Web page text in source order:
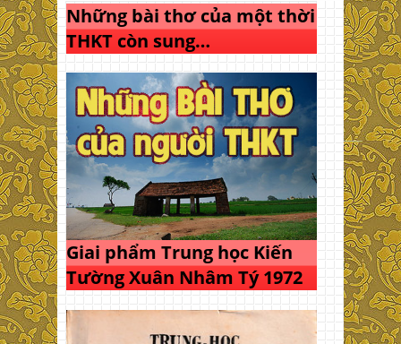
Những bài thơ của một thời
THKT còn sung…
Giai phẩm Trung học Kiến
Tường Xuân Nhâm Tý 1972